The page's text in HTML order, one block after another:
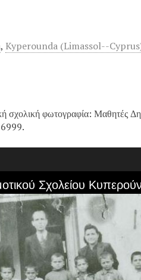
, Kyperounda (Limassol--
φωτογραφία: Μαθητές
Σχολείου